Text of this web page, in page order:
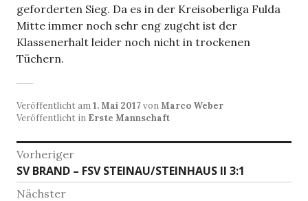
geforderten Sieg. Da es in der Kreisoberliga Fulda
Mitte immer noch sehr eng zugeht ist der
Klassenerhalt leider noch nicht in trockenen
Tüchern.
Veröffentlicht am1. Mai 2017vonMarco Weber
Veröffentlicht in Erste Mannschaft
Beitragsnavigation
Vorheriger
Vorheriger
Beitrag:
SV BRAND – FSV STEINAU/STEINHAUS II 3:1
Nächster